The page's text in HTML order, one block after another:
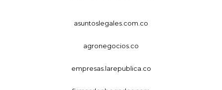
asuntoslegales.com.co
agronegocios.co
empresas.larepublica.co